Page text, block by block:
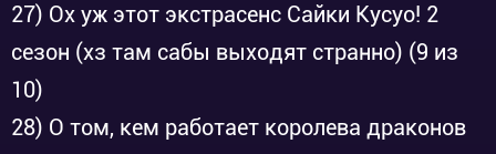
27) Ох уж этот экстрасенс Сайки Кусуо! 2
сезон (хз там сабы выходят странно) (9 из
10)
28) О том, кем работает королева драконов